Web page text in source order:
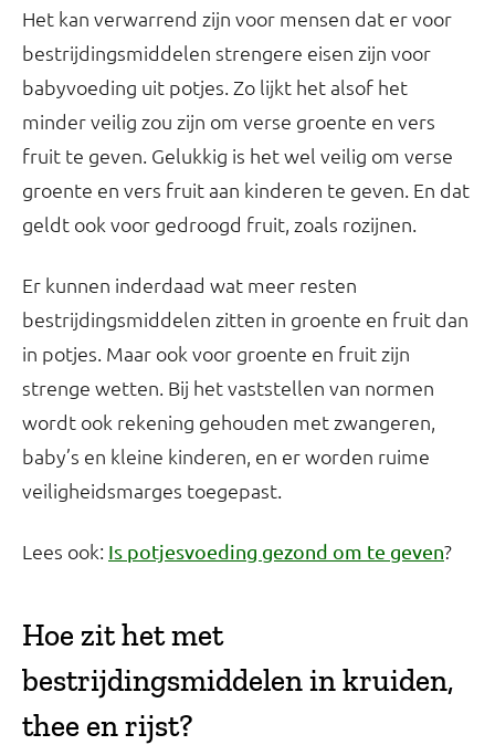
Het kan verwarrend zijn voor mensen dat er voor
bestrijdingsmiddelen strengere eisen zijn voor
babyvoeding uit potjes. Zo lijkt het alsof het
minder veilig zou zijn om verse groente en vers
fruit te geven. Gelukkig is het wel veilig om verse
groente en vers fruit aan kinderen te geven. En dat
geldt ook voor gedroogd fruit, zoals rozijnen.
Er kunnen inderdaad wat meer resten
bestrijdingsmiddelen zitten in groente en fruit dan
in potjes. Maar ook voor groente en fruit zijn
strenge wetten. Bij het vaststellen van normen
wordt ook rekening gehouden met zwangeren,
baby’s en kleine kinderen, en er worden ruime
veiligheidsmarges toegepast.
Lees ook: Is potjesvoeding gezond om te geven?
Hoe zit het met
bestrijdingsmiddelen in kruiden,
thee en rijst?